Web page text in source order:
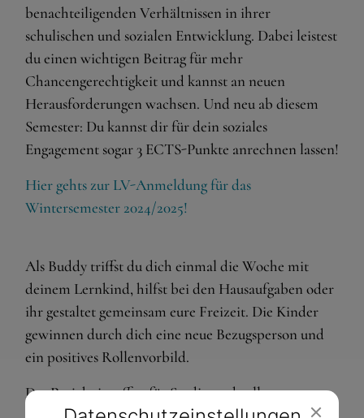
benachteiligenden Verhältnissen in ihrer
schulischen und sozialen Entwicklung. Dabei leistest
du einen wichtigen Beitrag für mehr
Chancengerechtigkeit und kannst an neuen
Herausforderungen wachsen. Und neu ab diesem
Semester: Du kannst dir für dein soziales
Engagement sogar 3 ECTS-Punkte anrechnen lassen!
Hier gehts zur LV-Anmeldung für das
Wintersemester 2024/2025!
Als Buddy triffst du dich einmal die Woche mit
deinem Lernkind, hilfst bei den Hausaufgaben oder
ihr gestaltet gemeinsam eure Freizeit. Die Kinder
gewinnen durch dich eine neue Bezugsperson und
ein positives Rollenvorbild.
Das Projekt ist offen für Studierende aller